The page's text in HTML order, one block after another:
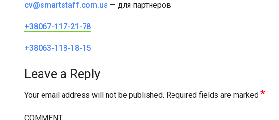
cv@smartstaff.com.ua — для партнеров
+38067-117-21-78
+38063-118-18-15
Leave a Reply
Your email address will not be published. Required fields are marked *
COMMENT